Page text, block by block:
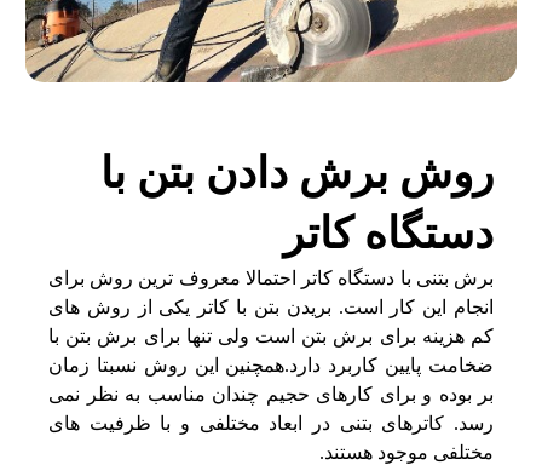
روش برش دادن بتن با
دستگاه کاتر
برش بتنی با دستگاه کاتر احتمالا معروف ترین روش برای
انجام این کار است. بریدن بتن با کاتر یکی از روش های
کم هزینه برای برش بتن است ولی تنها برای برش بتن با
ضخامت پایین کاربرد دارد.همچنین این روش نسبتا زمان
بر بوده و برای کارهای حجیم چندان مناسب به نظر نمی
رسد. کاترهای بتنی در ابعاد مختلفی و با ظرفیت های
مختلفی موجود هستند.